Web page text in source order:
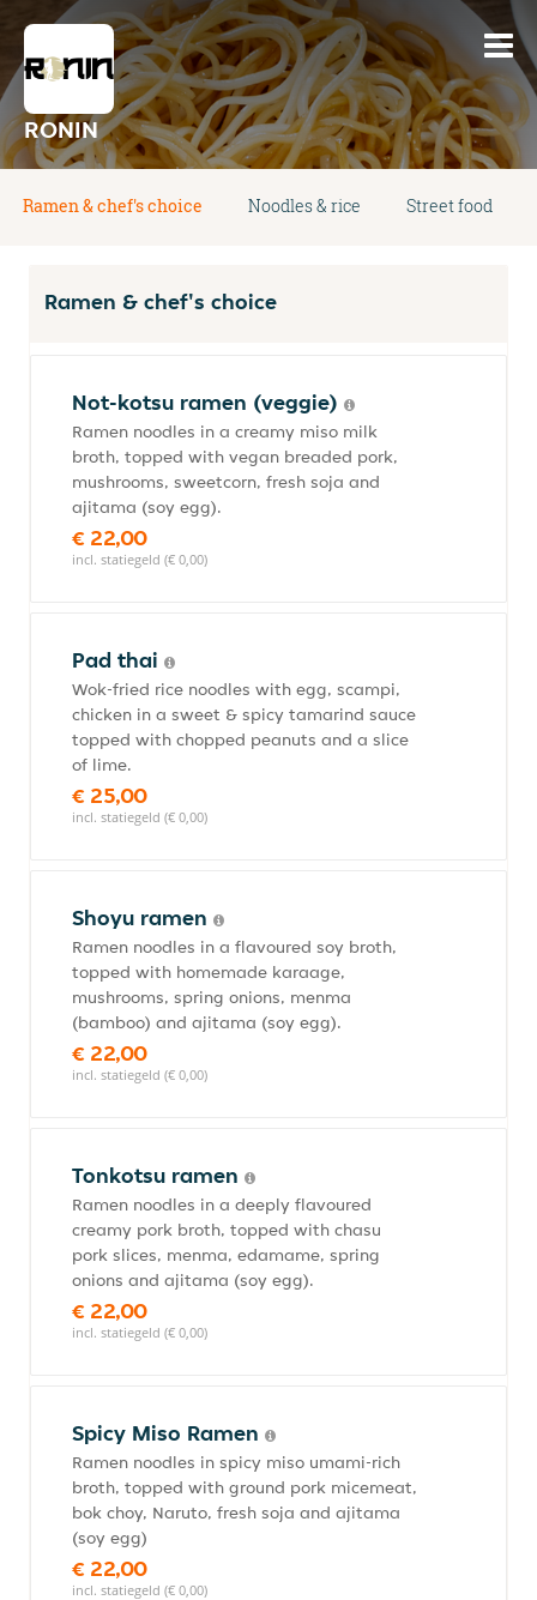
RONIN
Ramen & chef's choice Noodles & rice Street food
Ramen & chef's choice
Not-kotsu ramen (veggie)
Ramen noodles in a creamy miso milk
broth, topped with vegan breaded pork,
mushrooms, sweetcorn, fresh soja and
ajitama (soy egg).
€ 22,00
incl. statiegeld (€ 0,00)
Pad thai
Wok-fried rice noodles with egg, scampi,
chicken in a sweet & spicy tamarind sauce
topped with chopped peanuts and a slice
of lime.
€ 25,00
incl. statiegeld (€ 0,00)
Shoyu ramen
Ramen noodles in a flavoured soy broth,
topped with homemade karaage,
mushrooms, spring onions, menma
(bamboo) and ajitama (soy egg).
€ 22,00
incl. statiegeld (€ 0,00)
Tonkotsu ramen
Ramen noodles in a deeply flavoured
creamy pork broth, topped with chasu
pork slices, menma, edamame, spring
onions and ajitama (soy egg).
€ 22,00
incl. statiegeld (€ 0,00)
Spicy Miso Ramen
Ramen noodles in spicy miso umami-rich
broth, topped with ground pork micemeat,
bok choy, Naruto, fresh soja and ajitama
(soy egg)
€ 22,00
incl. statiegeld (€ 0,00)